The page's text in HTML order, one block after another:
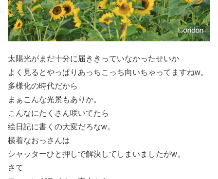
太陽光がまだ十分に届ききっていなかったせいか
よく見るとやっぱりあっちこっち向いちゃってますねw。
多様化の時代だから
まぁこんな光景もありか。
こんなにたくさん咲いてたら
絵日記に書くの大変だろなw。
横着なおっさんは
シャッターひと押しで解決してしまいましたがw。
さて